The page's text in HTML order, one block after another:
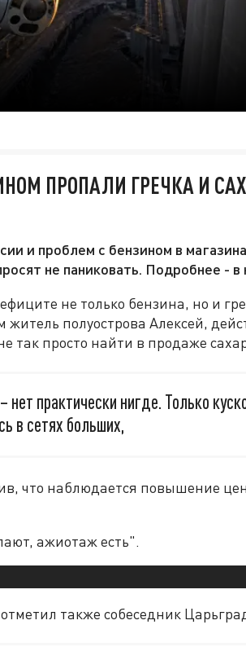
ПРОПАЛИ ГРЕЧКА И
и проблем с бензином в
не паниковать. Подробнее -
не только бензина, но и
житель полуострова Алексей,
так просто найти в продаже
нет практически нигде. Только
в сетях больших,
что наблюдается повышение
ажиотаж есть".
также собеседник